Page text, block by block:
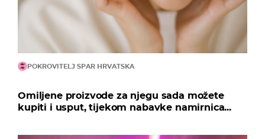
POKROVITELJ SPAR HRVATSKA
Omiljene proizvode za njegu sada možete
kupiti i usput, tijekom nabavke namirnica...